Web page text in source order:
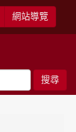
網站導覽
搜尋